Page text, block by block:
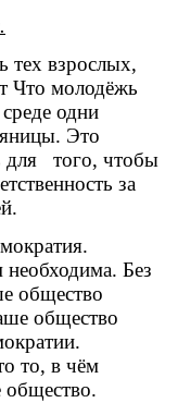
тех взрослых,
Что молодёжь
одни
Это
для того, чтобы
за
Без
общество
общество
то, в чём
общество.